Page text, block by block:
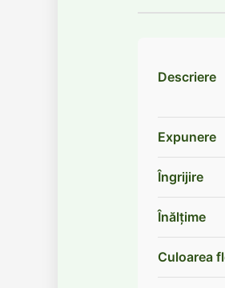
Descriere
Expunere
Îngrijire
Înălţime
Culoarea